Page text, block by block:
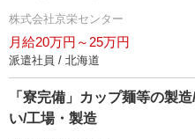
株式会社京栄センター
月給20万円～25万円
派遣社員 / 北海道
「寮完備」カップ麺等の製
い/工場・製造